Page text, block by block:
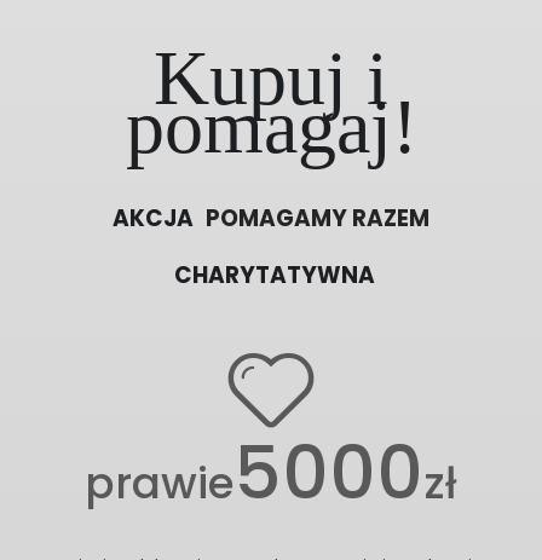
Kupuj i
pomagaj!
AKCJA POMAGAMY RAZEM
CHARYTATYWNA
prawie5000zł